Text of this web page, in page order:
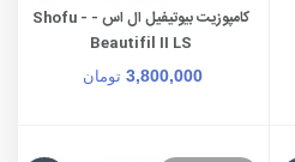
کامپوزیت بیوتیفیل ال اس - Shofu -
Beautifil II LS
3,800,000 تومان